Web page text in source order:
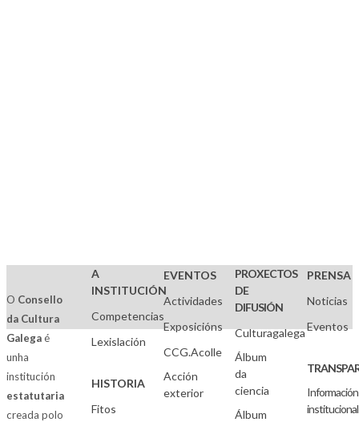
O Consello
da Cultura
Galegaé
unha
institución
estatutaria
creada polo
A
INSTITUCIÓN
Competencias
Lexislación
HISTORIA
Fitos
EVENTOS
Actividades
Exposicións
CCG.Acolle
Acción
exterior
PROXECTOS
DE
DIFUSIÓN
Culturagalega
Álbum
da
ciencia
Álbum
PRENSA
Noticias
Eventos
Información
institucional